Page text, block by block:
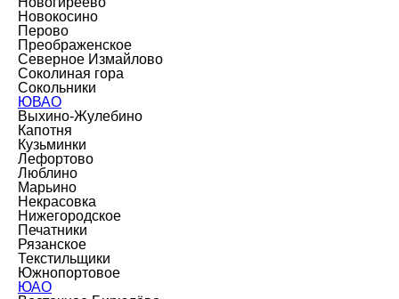
Новокосино
Перово
Преображенское
Северное Измайлово
Соколиная гора
Сокольники
ЮВАО
Выхино-Жулебино
Капотня
Кузьминки
Лефортово
Люблино
Марьино
Некрасовка
Нижегородское
Печатники
Рязанское
Текстильщики
Южнопортовое
ЮАО